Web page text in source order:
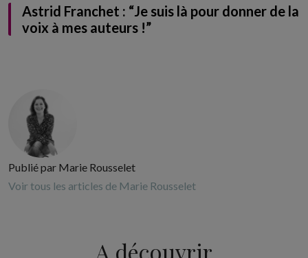
Astrid Franchet : “Je suis là pour donner de la
voix à mes auteurs !”
Publié par Marie Rousselet
Voir tous les articles de Marie Rousselet
A découvrir